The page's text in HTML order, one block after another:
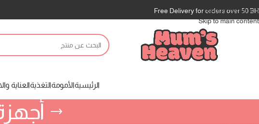
Skip to navigation
Skip to main content
Free Delivery for orders over 50
الرئيسيةالأمومةالتغذيةالعناية